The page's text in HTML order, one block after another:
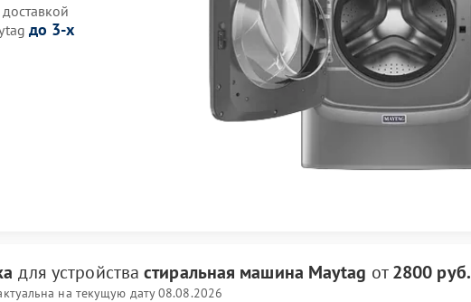
до 3-х
для устройствастиральная машина Maytag от2800 руб.
на текущую дату 08.08.2026